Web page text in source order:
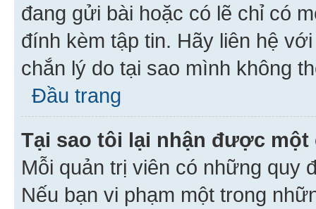
đang gửi bài hoặc có lẽ chỉ có
đính kèm tập tin. Hãy liên hệ
chắn lý do tại sao mình không
Đầu trang
Tại sao tôi lại nhận được một
Mỗi quản trị viên có những quy
Nếu bạn vi phạm một trong